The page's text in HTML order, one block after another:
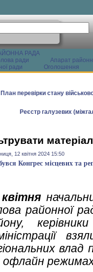
РАДА
ради
Апарат
ради
Оголошення
План перевірки стану
Реєстр галузевих
12 квітня 2024 15:50
Конгрес місцевих та
районної